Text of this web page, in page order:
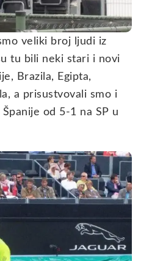
veliki broj ljudi iz
tu bili neki stari i novi
Brazila, Egipta,
a prisustvovali smo i
od 5-1 na SP u